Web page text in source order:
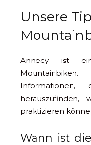
Unsere
Annecy ist
praktizieren
Wann ist